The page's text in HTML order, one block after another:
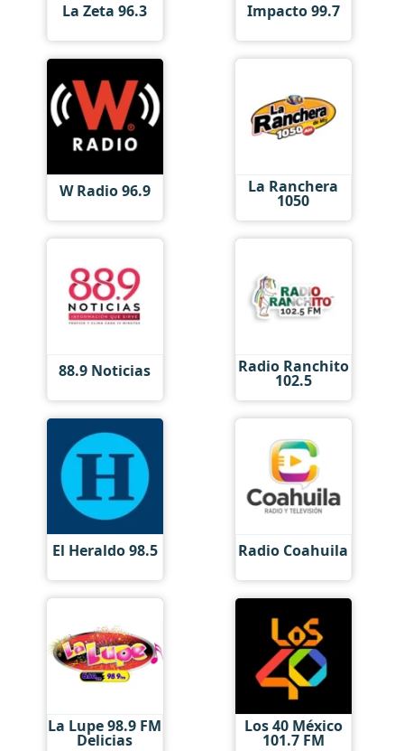
La Zeta 96.3 Impacto 99.7
W Radio 96.9 La Ranchera
1050
88.9 Noticias Radio Ranchito
102.5
El Heraldo 98.5 Radio Coahuila
La Lupe 98.9 FM
Delicias
Los 40 México
101.7 FM